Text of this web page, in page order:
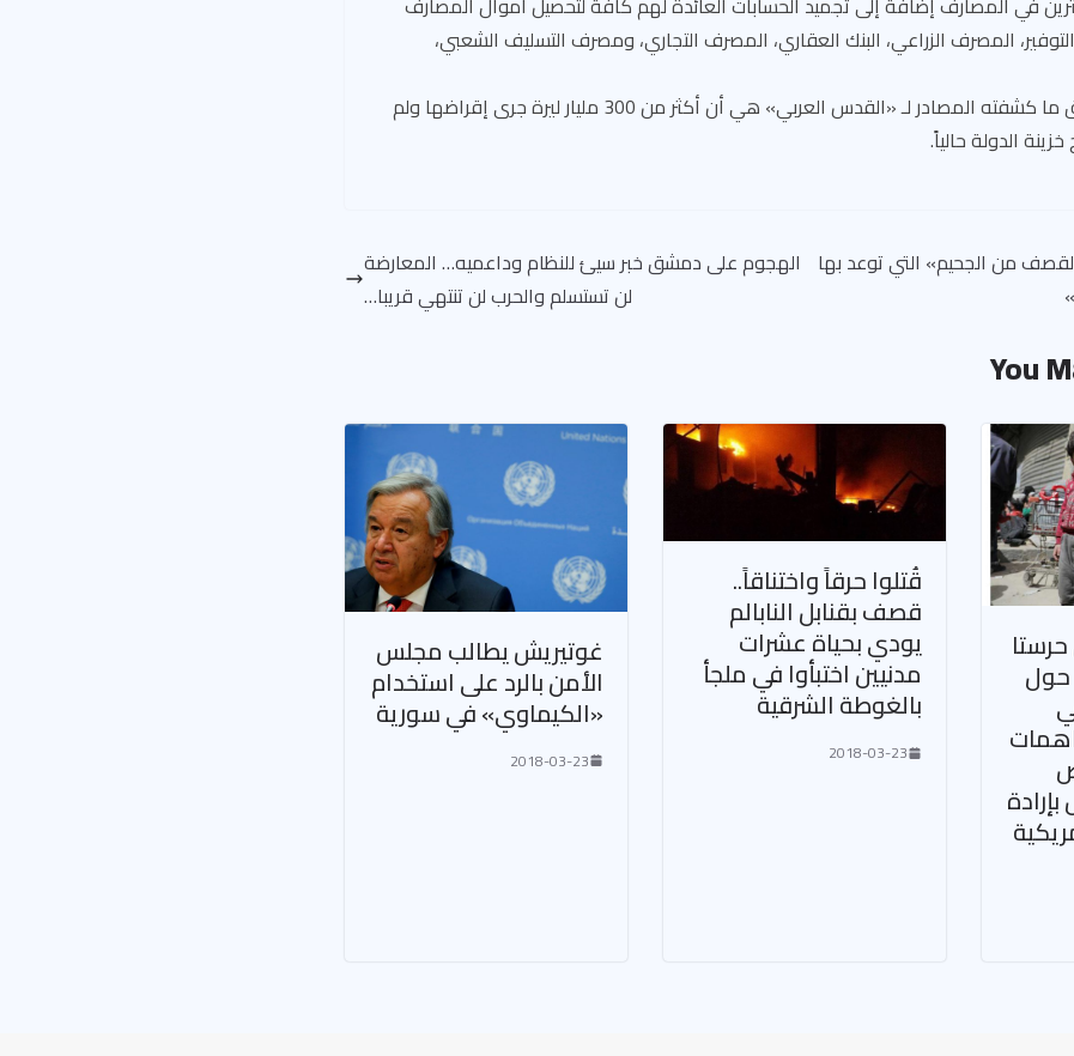
المصرف الزراعي، البنك العقاري، المصرف التجاري، ومصرف التسليف الشعبي،
لكن حقيقة الرقم وفق ما كشفته المصادر لـ «القدس العربي» هي أن أكثر من 300 مليار ليرة جرى إقراضها ولم
الدولة حالياً.
من الجحيم» التي توعد بها الهجوم على دمشق خبر سيئ للنظام وداعميه… المعارضة
لن تستسلم والحرب لن تنتهي قريبا…
You
حول
بإرادة
قُتلوا حرقاً واختناقاً..
قصف بقنابل النابالم
يودي بحياة عشرات
مدنيين اختبأوا في ملجأ
بالغوطة الشرقية
2018-03-23
غوتيريش يطالب مجلس
الأمن بالرد على استخدام
«الكيماوي» في سورية
2018-03-23